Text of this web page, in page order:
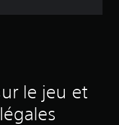
é
r
le jeu et